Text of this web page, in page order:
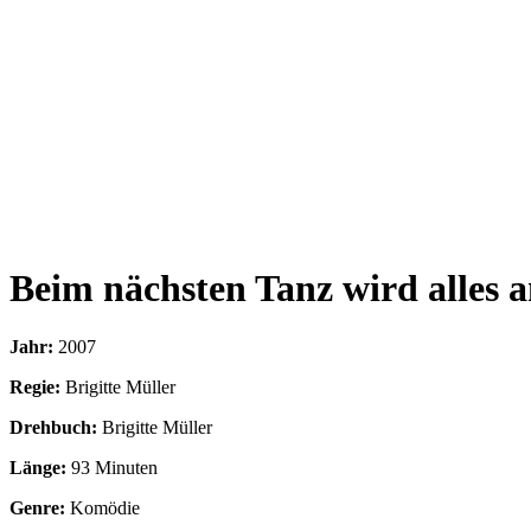
Beim nächsten Tanz wird alles
Jahr: 2007
Regie: Brigitte Müller
Drehbuch: Brigitte Müller
Länge: 93 Minuten
Genre: Komödie